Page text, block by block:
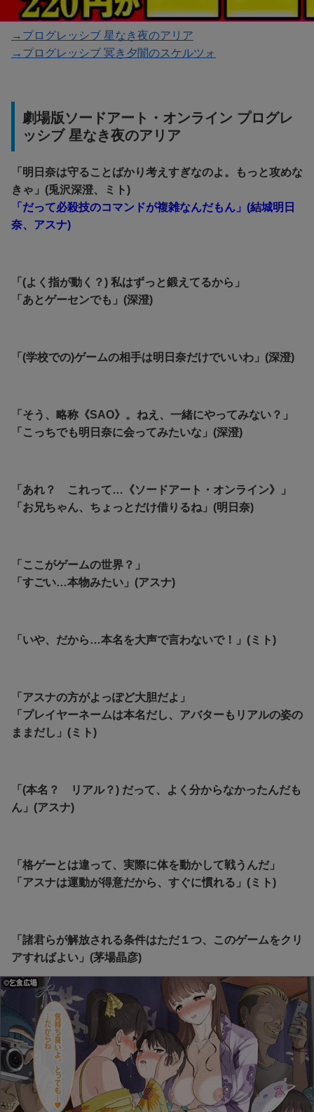
→プログレッシブ 星なき夜のアリア
→プログレッシブ 冥き夕闇のスケルツォ
劇場版ソードアート・オンライン プログレ
ッシブ 星なき夜のアリア
「明日奈は守ることばかり考えすぎなのよ。もっと攻めな
きゃ」(兎沢深澄、ミト)
「だって必殺技のコマンドが複雑なんだもん」(結城明日
奈、アスナ)
「(よく指が動く？) 私はずっと鍛えてるから」
「あとゲーセンでも」(深澄)
「(学校での)ゲームの相手は明日奈だけでいいわ」(深澄)
「そう、略称《SAO》。ねえ、一緒にやってみない？」
「こっちでも明日奈に会ってみたいな」(深澄)
「あれ？ これって…《ソードアート・オンライン》」
「お兄ちゃん、ちょっとだけ借りるね」(明日奈)
「ここがゲームの世界？」
「すごい…本物みたい」(アスナ)
「いや、だから…本名を大声で言わないで！」(ミト)
「アスナの方がよっぽど大胆だよ」
「プレイヤーネームは本名だし、アバターもリアルの姿の
ままだし」(ミト)
「(本名？ リアル？) だって、よく分からなかったんだも
ん」(アスナ)
「格ゲーとは違って、実際に体を動かして戦うんだ」
「アスナは運動が得意だから、すぐに慣れる」(ミト)
「諸君らが解放される条件はただ１つ、このゲームをクリ
アすればよい」(茅場晶彦)